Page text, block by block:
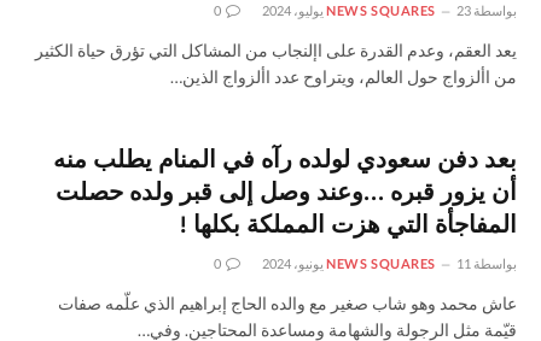
بواسطة NEWS SQUARES 23 يوليو، 2024 0
يعد العقم، وعدم القدرة على اإلنجاب من المشاكل التي تؤرق حياة الكثير
من األزواج حول العالم، ويتراوح عدد األزواج الذين…
بعد دفن سعودي لولده رآه في المنام يطلب منه
أن يزور قبره …وعند وصل إلى قبر ولده حصلت
المفاجأة التي هزت المملكة بكلها !
بواسطة NEWS SQUARES 11 يونيو، 2024 0
عاش محمد وهو شاب صغير مع والده الحاج إبراهيم الذي علّمه صفات
قيّمة مثل الرجولة والشهامة ومساعدة المحتاجين. وفي…